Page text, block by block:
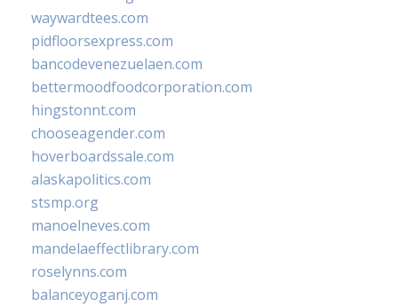
waywardtees.com
pidfloorsexpress.com
bancodevenezuelaen.com
bettermoodfoodcorporation.com
hingstonnt.com
chooseagender.com
hoverboardssale.com
alaskapolitics.com
stsmp.org
manoelneves.com
mandelaeffectlibrary.com
roselynns.com
balanceyoganj.com